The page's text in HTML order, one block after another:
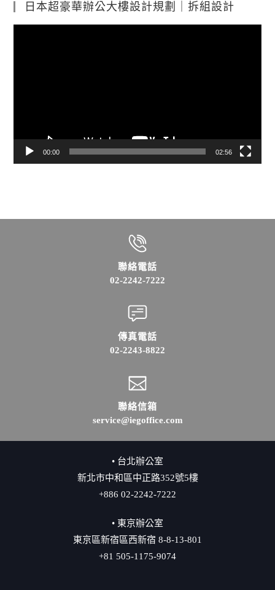
日本超豪華辦公大樓設計規劃｜拆組設計
00:00 02:56
聯絡電話
02-2242-7222
傳真電話
02-2243-8822
聯絡信箱
service@iegoffice.com
• 台北辦公室
新北市中和區中正路352號5樓
+886 02-2242-7222
• 東京辦公室
東京區新宿區西新宿 8-8-13-801
+81 505-1175-9074